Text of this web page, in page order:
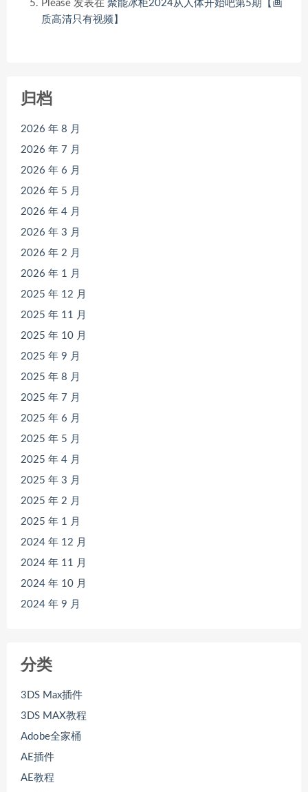
Please 发表在 聚能冰柜2024从人体开始吧第5期【画
质高清只有视频】
归档
2026 年 8 月
2026 年 7 月
2026 年 6 月
2026 年 5 月
2026 年 4 月
2026 年 3 月
2026 年 2 月
2026 年 1 月
2025 年 12 月
2025 年 11 月
2025 年 10 月
2025 年 9 月
2025 年 8 月
2025 年 7 月
2025 年 6 月
2025 年 5 月
2025 年 4 月
2025 年 3 月
2025 年 2 月
2025 年 1 月
2024 年 12 月
2024 年 11 月
2024 年 10 月
2024 年 9 月
分类
3DS Max插件
3DS MAX教程
Adobe全家桶
AE插件
AE教程